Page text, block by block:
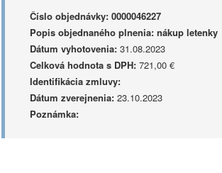
Číslo objednávky: 0000046227
Popis objednaného plnenia: nákup letenky
Dátum vyhotovenia:31.08.2023
Celková hodnota s DPH:721,00 €
Identifikácia zmluvy:
Dátum zverejnenia:23.10.2023
Poznámka: